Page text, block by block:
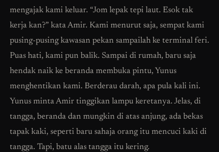
mengajak kami keluar. “Jom lepak tepi laut. Esok tak
kerja kan?” kata Amir. Kami menurut saja, sempat kami
pusing-pusing kawasan pekan sampailah ke terminal feri.
Puas hati, kami pun balik. Sampai di rumah, baru saja
hendak naik ke beranda membuka pintu, Yunus
menghentikan kami. Berderau darah, apa pula kali ini.
Yunus minta Amir tinggikan lampu keretanya. Jelas, di
tangga, beranda dan mungkin di atas anjung, ada bekas
tapak kaki, seperti baru sahaja orang itu mencuci kaki di
tangga. Tapi, batu alas tangga itu kering.